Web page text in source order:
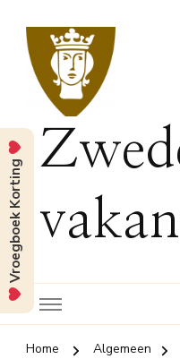
Home
Algemeen
Vroegboek Korting